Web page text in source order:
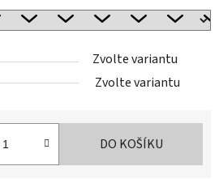
Zvolte variantu
Zvolte variantu
DO KOŠÍKU